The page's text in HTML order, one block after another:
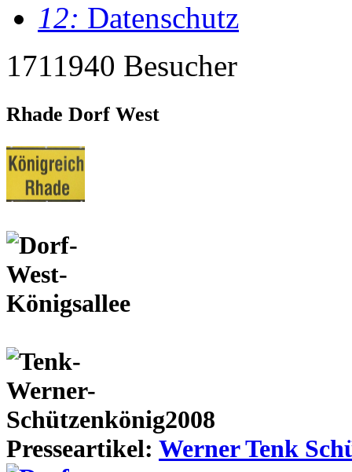
12: Datenschutz
1711940 Besucher
Rhade Dorf West
Presseartikel: Werner Tenk